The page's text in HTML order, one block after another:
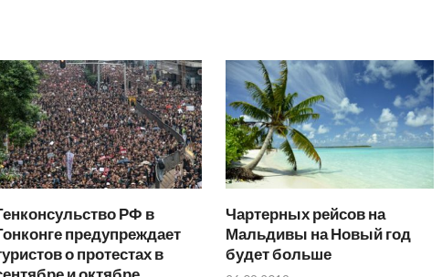
РФ в
предупреждает
о протестах в
Чартерных рейсов на
Мальдивы на Новый год
будет больше